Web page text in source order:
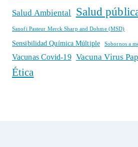
Salud Ambiental Salud
Sanofi Pasteur Merck Sharp and Dohme (MSD)
Sensibilidad Química Múltiple Sobornos a
Vacunas Covid-19 Vacuna Virus
Ética